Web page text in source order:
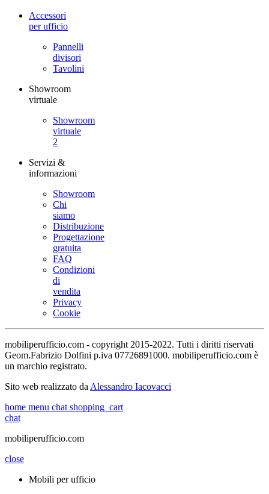
Accessori
per ufficio
Pannelli
divisori
Tavolini
Showroom
virtuale
Showroom
virtuale
2
Servizi &
informazioni
Showroom
Chi
siamo
Distribuzione
Progettazione
gratuita
FAQ
Condizioni
di
vendita
Privacy
Cookie
mobiliperufficio.com - copyright 2015-2022. Tutti i diritti riservati
Geom.Fabrizio Dolfini p.iva 07726891000. mobiliperufficio.com è
un marchio registrato.
Sito web realizzato da Alessandro Iacovacci
home menu chat shopping_cart
chat
mobiliperufficio.com
close
Mobili per ufficio